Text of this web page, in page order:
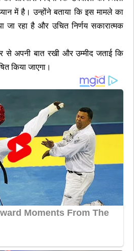
में है। उन्होंने बताया कि इस मामले का
जा रहा है और उचित निर्णय सकारात्मक
से अपनी बात रखी और उम्मीद जताई कि
किया जाएगा।